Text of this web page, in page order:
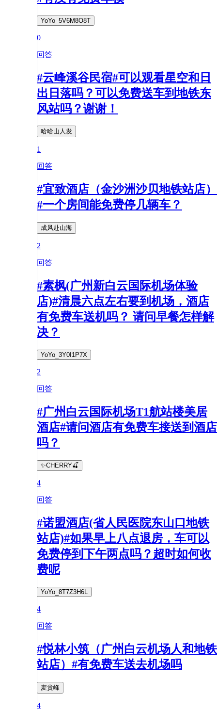
YoYo_5V6M8O8T
0
回答
#云峰溪谷民宿#可以观看星空和日
出日落吗？可以免费送车到地铁东
风站吗？谢谢！
哈哈山人发
1
回答
#宜致酒店（金沙洲沙贝地铁站店）
#一个房间能免费停几辆车？
成风赴山海
2
回答
#素枫(广州新白云国际机场体验
店)#清晨六点左右要到机场，酒店
有免费车送机吗？ 请问早餐怎样解
决？
YoYo_3Y0I1P7X
2
回答
#广州白云国际机场T1航站楼美居
酒店#请问酒店有免费车接送到酒店
吗？
✨CHERRY🍒
4
回答
#诺盟酒店(省人民医院东山口地铁
站店)#如果早上八点退房，车可以
免费停到下午两点吗？超时如何收
费呢
YoYo_8T7Z3H6L
4
回答
#悦林小筑（广州白云机场人和地铁
站店）#有免费车送去机场吗
麦贵峰
4